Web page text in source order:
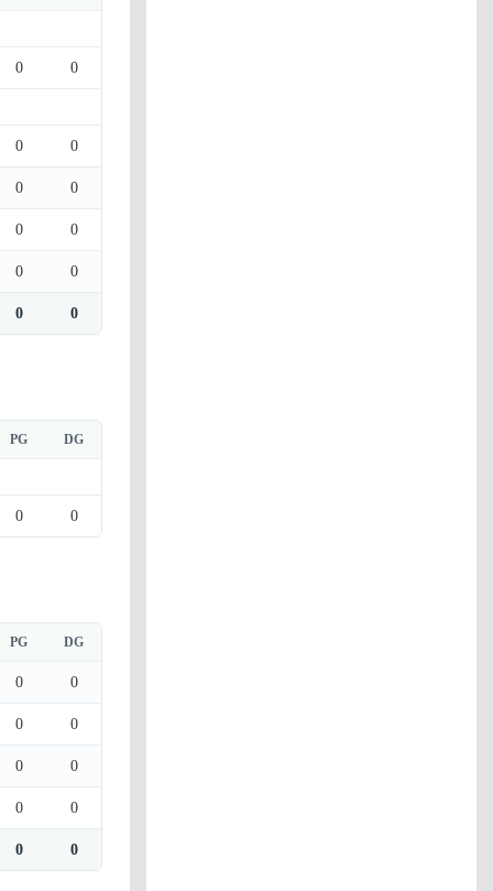
0 0
0 0
0 0
0 0
0 0
0 0
PG DG
0 0
PG DG
0 0
0 0
0 0
0 0
0 0